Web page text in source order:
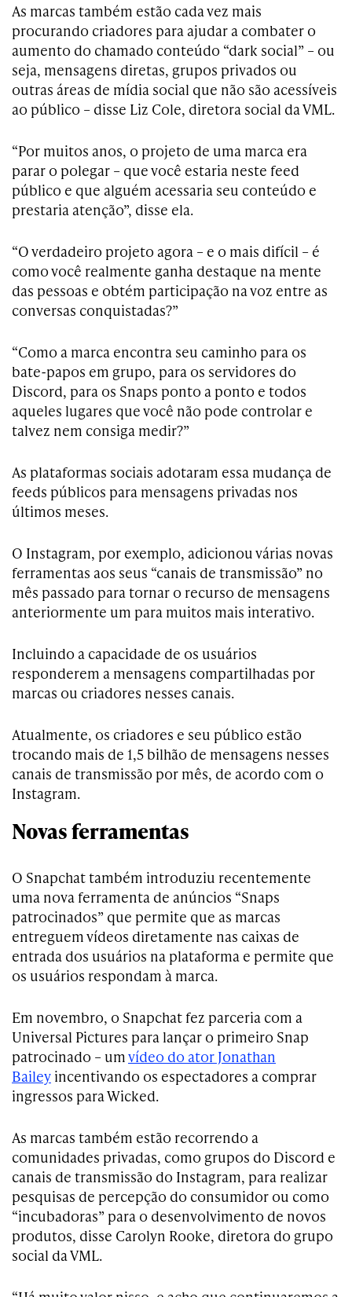
As marcas também estão cada vez mais
procurando criadores para ajudar a combater o
aumento do chamado conteúdo “dark social” – ou
seja, mensagens diretas, grupos privados ou
outras áreas de mídia social que não são acessíveis
ao público – disse Liz Cole, diretora social da VML.
“Por muitos anos, o projeto de uma marca era
parar o polegar – que você estaria neste feed
público e que alguém acessaria seu conteúdo e
prestaria atenção”, disse ela.
“O verdadeiro projeto agora – e o mais difícil – é
como você realmente ganha destaque na mente
das pessoas e obtém participação na voz entre as
conversas conquistadas?”
“Como a marca encontra seu caminho para os
bate-papos em grupo, para os servidores do
Discord, para os Snaps ponto a ponto e todos
aqueles lugares que você não pode controlar e
talvez nem consiga medir?”
As plataformas sociais adotaram essa mudança de
feeds públicos para mensagens privadas nos
últimos meses.
O Instagram, por exemplo, adicionou várias novas
ferramentas aos seus “canais de transmissão” no
mês passado para tornar o recurso de mensagens
anteriormente um para muitos mais interativo.
Incluindo a capacidade de os usuários
responderem a mensagens compartilhadas por
marcas ou criadores nesses canais.
Atualmente, os criadores e seu público estão
trocando mais de 1,5 bilhão de mensagens nesses
canais de transmissão por mês, de acordo com o
Instagram.
Novas ferramentas
O Snapchat também introduziu recentemente
uma nova ferramenta de anúncios “Snaps
patrocinados” que permite que as marcas
entreguem vídeos diretamente nas caixas de
entrada dos usuários na plataforma e permite que
os usuários respondam à marca.
Em novembro, o Snapchat fez parceria com a
Universal Pictures para lançar o primeiro Snap
patrocinado – umvídeo do ator Jonathan
Bailey incentivando os espectadores a comprar
ingressos para Wicked.
As marcas também estão recorrendo a
comunidades privadas, como grupos do Discord e
canais de transmissão do Instagram, para realizar
pesquisas de percepção do consumidor ou como
“incubadoras” para o desenvolvimento de novos
produtos, disse Carolyn Rooke, diretora do grupo
social da VML.